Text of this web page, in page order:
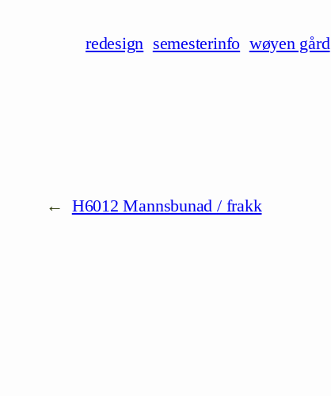
redesign semesterinfo wøyen gård
← H6012 Mannsbunad / frakk